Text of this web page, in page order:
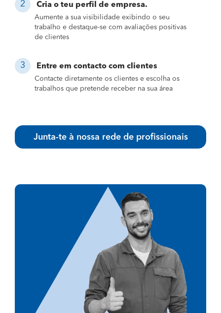
Cria o teu perfil de empresa.
Aumente a sua visibilidade exibindo o seu
trabalho e destaque-se com avaliações positivas
de clientes
Entre em contacto com clientes
Contacte diretamente os clientes e escolha os
trabalhos que pretende receber na sua área
Junta-te à nossa rede de profissionais